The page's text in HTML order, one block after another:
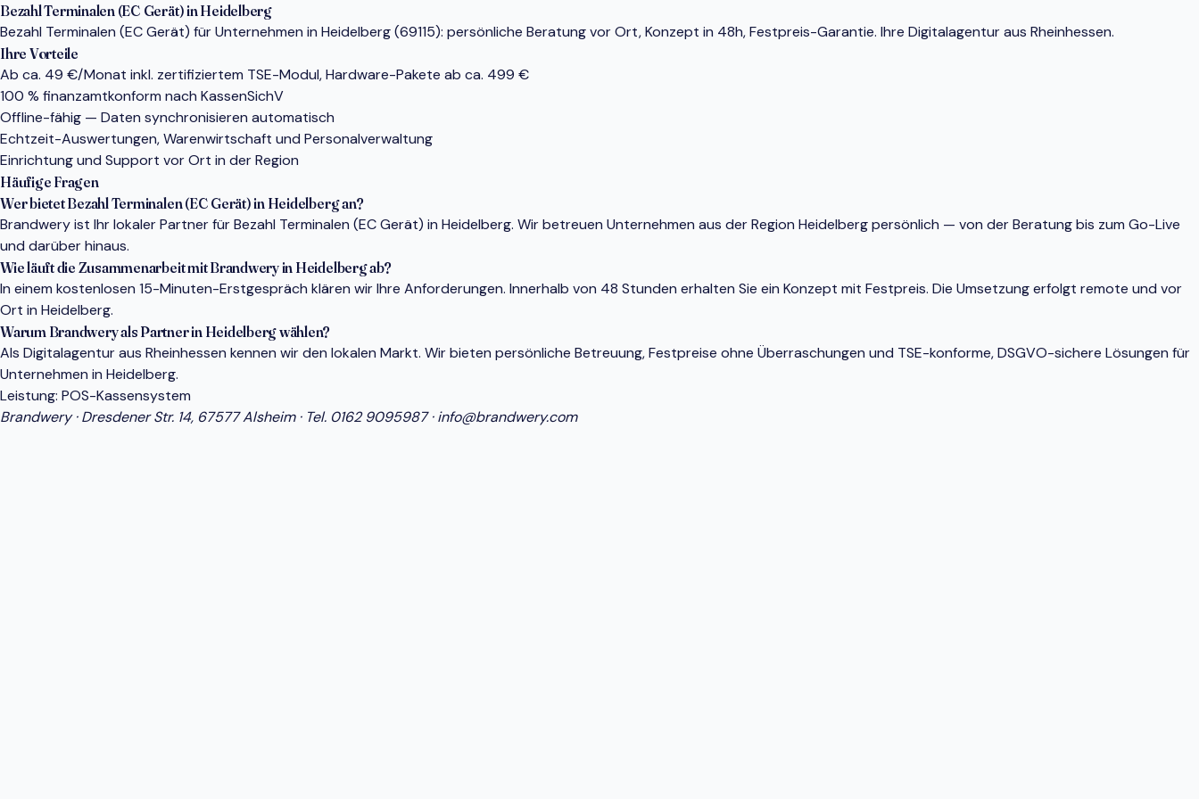
Bezahl Terminalen (EC Gerät) in Heidelberg
Bezahl Terminalen (EC Gerät) für Unternehmen in Heidelberg (69115): persönliche Beratung vor Ort, Konzept in 48h, Festpreis-Garantie. Ihre Digitalagentur aus Rheinhessen.
Ihre Vorteile
Ab ca. 49 €/Monat inkl. zertifiziertem TSE-Modul, Hardware-Pakete ab ca. 499 €
100 % finanzamtkonform nach KassenSichV
Offline-fähig — Daten synchronisieren automatisch
Echtzeit-Auswertungen, Warenwirtschaft und Personalverwaltung
Einrichtung und Support vor Ort in der Region
Häufige Fragen
Wer bietet Bezahl Terminalen (EC Gerät) in Heidelberg an?
Brandwery ist Ihr lokaler Partner für Bezahl Terminalen (EC Gerät) in Heidelberg. Wir betreuen Unternehmen aus der Region Heidelberg persönlich — von der Beratung bis zum Go-Live
und darüber hinaus.
Wie läuft die Zusammenarbeit mit Brandwery in Heidelberg ab?
In einem kostenlosen 15-Minuten-Erstgespräch klären wir Ihre Anforderungen. Innerhalb von 48 Stunden erhalten Sie ein Konzept mit Festpreis. Die Umsetzung erfolgt remote und vor
Ort in Heidelberg.
Warum Brandwery als Partner in Heidelberg wählen?
Als Digitalagentur aus Rheinhessen kennen wir den lokalen Markt. Wir bieten persönliche Betreuung, Festpreise ohne Überraschungen und TSE-konforme, DSGVO-sichere Lösungen für
Unternehmen in Heidelberg.
Leistung: POS-Kassensystem
Brandwery · Dresdener Str. 14, 67577 Alsheim · Tel. 0162 9095987·info@brandwery.com